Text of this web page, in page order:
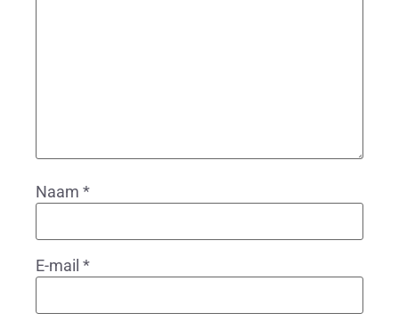
Naam *
E-mail *